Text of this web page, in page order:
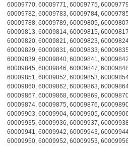
60009770, 60009771, 60009775,
60009782, 60009783, 60009784,
60009788, 60009789, 60009805,
60009813, 60009814, 60009815,
60009820, 60009821, 60009823,
60009829, 60009831, 60009833,
60009839, 60009840, 60009841,
60009845, 60009846, 60009847,
60009851, 60009852, 60009853,
60009860, 60009862, 60009863,
60009867, 60009868, 60009869,
60009874, 60009875, 60009876,
60009903, 60009904, 60009905,
60009935, 60009936, 60009937,
60009941, 60009942, 60009943,
60009950, 60009952, 60009953,